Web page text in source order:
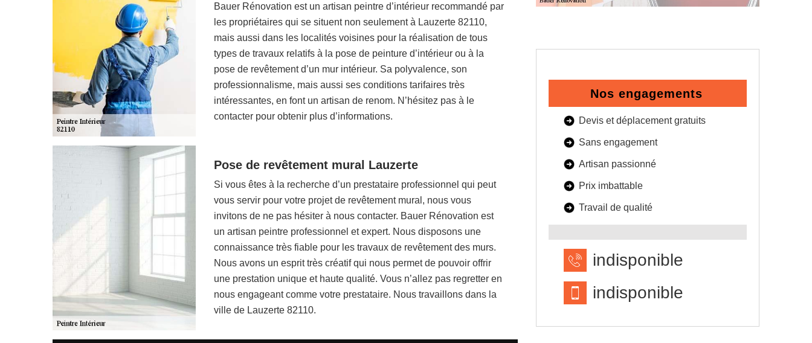
Bauer Rénovation est un artisan peintre d’intérieur recommandé par
les propriétaires qui se situent non seulement à Lauzerte 82110,
mais aussi dans les localités voisines pour la réalisation de tous
types de travaux relatifs à la pose de peinture d’intérieur ou à la
pose de revêtement d’un mur intérieur. Sa polyvalence, son
professionnalisme, mais aussi ses conditions tarifaires très
intéressantes, en font un artisan de renom. N’hésitez pas à le
contacter pour obtenir plus d’informations.
Pose de revêtement mural Lauzerte
Si vous êtes à la recherche d’un prestataire professionnel qui peut
vous servir pour votre projet de revêtement mural, nous vous
invitons de ne pas hésiter à nous contacter. Bauer Rénovation est
un artisan peintre professionnel et expert. Nous disposons une
connaissance très fiable pour les travaux de revêtement des murs.
Nous avons un esprit très créatif qui nous permet de pouvoir offrir
une prestation unique et haute qualité. Vous n’allez pas regretter en
nous engageant comme votre prestataire. Nous travaillons dans la
ville de Lauzerte 82110.
Nos engagements
Devis et déplacement gratuits
Sans engagement
Artisan passionné
Prix imbattable
Travail de qualité
indisponible
indisponible